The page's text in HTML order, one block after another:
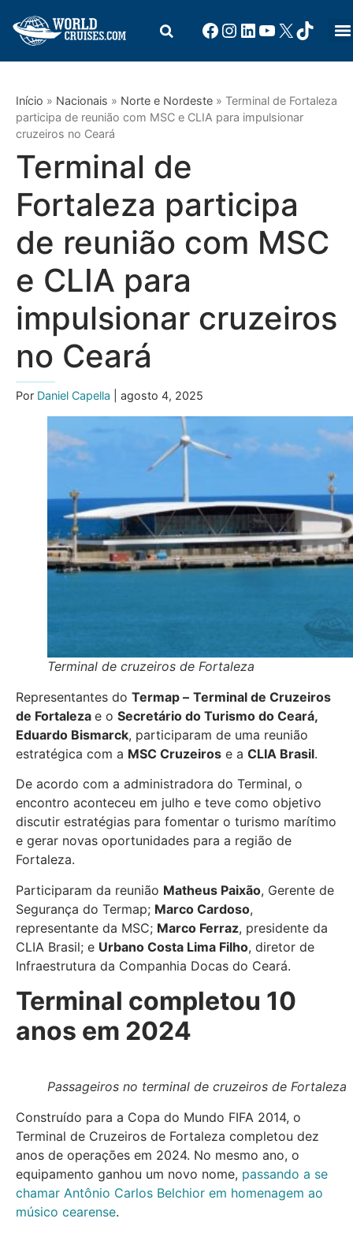
Início » Nacionais » Norte e Nordeste » Terminal de Fortaleza
participa de reunião com MSC e CLIA para impulsionar
cruzeiros no Ceará
Terminal de
Fortaleza participa
de reunião com MSC
e CLIA para
impulsionar cruzeiros
no Ceará
Por Daniel Capella | agosto 4, 2025
Terminal de cruzeiros de Fortaleza
Representantes do Termap – Terminal de Cruzeiros
de Fortaleza e o Secretário do Turismo do Ceará,
Eduardo Bismarck, participaram de uma reunião
estratégica com a MSC Cruzeiros e a CLIA Brasil.
De acordo com a administradora do Terminal, o
encontro aconteceu em julho e teve como objetivo
discutir estratégias para fomentar o turismo marítimo
e gerar novas oportunidades para a região de
Fortaleza.
Participaram da reunião Matheus Paixão, Gerente de
Segurança do Termap; Marco Cardoso,
representante da MSC; Marco Ferraz, presidente da
CLIA Brasil; e Urbano Costa Lima Filho, diretor de
Infraestrutura da Companhia Docas do Ceará.
Terminal completou 10
anos em 2024
Passageiros no terminal de cruzeiros de Fortaleza
Construído para a Copa do Mundo FIFA 2014, o
Terminal de Cruzeiros de Fortaleza completou dez
anos de operações em 2024. No mesmo ano, o
equipamento ganhou um novo nome, passando a se
chamar Antônio Carlos Belchior em homenagem ao
músico cearense.